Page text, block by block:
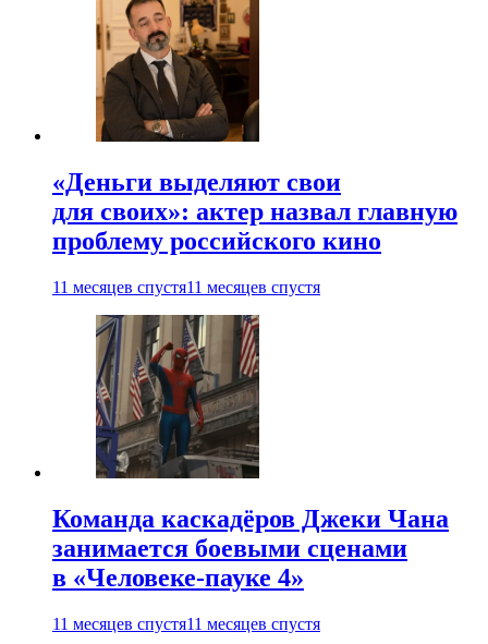
«Деньги выделяют свои
для своих»: актер назвал главную
проблему российского кино
11 месяцев спустя11 месяцев спустя
Команда каскадёров Джеки Чана
занимается боевыми сценами
в «Человеке-пауке 4»
11 месяцев спустя11 месяцев спустя